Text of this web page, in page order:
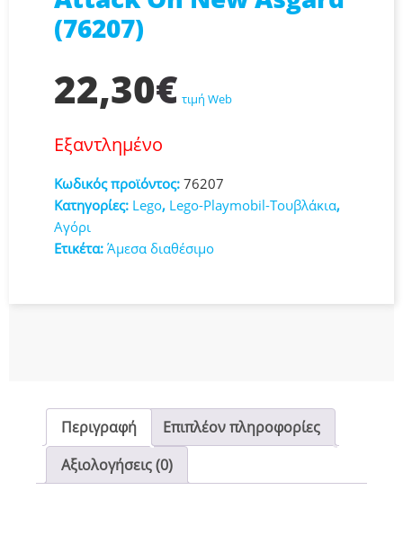
(76207)
22,30€ τιμή Web
Εξαντλημένο
Κωδικός προϊόντος: 76207
Κατηγορίες: Lego, Lego-Playmobil-Τουβλάκια,
Αγόρι
Ετικέτα: Άμεσα διαθέσιμο
Περιγραφή
Επιπλέον πληροφορίες
Αξιολογήσεις (0)